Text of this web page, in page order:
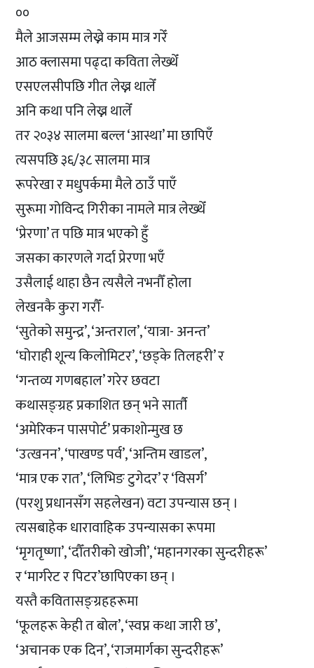
००
मैले आजसम्म लेख्ने काम मात्र गरेँ
आठ क्लासमा पढ्दा कविता लेख्थेँ
एसएलसीपछि गीत लेख्न थालेँ
अनि कथा पनि लेख्न थालेँ
तर २०३४ सालमा बल्ल ‘आस्था’ मा छापिएँ
त्यसपछि ३६/३८ सालमा मात्र
रूपरेखा र मधुपर्कमा मैले ठाउँ पाएँ
सुरूमा गोविन्द गिरीका नामले मात्र लेख्थेँ
‘प्रेरणा’ त पछि मात्र भएको हुँ
जसका कारणले गर्दा प्रेरणा भएँ
उसैलाई थाहा छैन त्यसैले नभनौँ होला
लेखनकै कुरा गरौँ-
‘सुतेको समुन्द्र’, ‘अन्तराल’, ‘यात्रा- अनन्त’
‘घोराही शून्य किलोमिटर’, ‘छड्के तिलहरी’ र
‘गन्तव्य गणबहाल’ गरेर छवटा
कथासङ्ग्रह प्रकाशित छन् भने सार्तौ
‘अमेरिकन पासपोर्ट’ प्रकाशोन्मुख छ
‘उत्खनन’, ‘पाखण्ड पर्व’, ‘अन्तिम खाडल’,
‘मात्र एक रात’, ‘लिभिङ टुगेदर’ र ‘विसर्ग’
(परशु प्रधानसँग सहलेखन) वटा उपन्यास छन् ।
त्यसबाहेक धारावाहिक उपन्यासका रूपमा
‘मृगतृष्णा’, ‘दौँतरीको खोजी’, ‘महानगरका सुन्दरीहरू’
र ‘मार्गरेट र पिटर’छापिएका छन् ।
यस्तै कवितासङ्ग्रहहरूमा
‘फूलहरू केही त बोल’, ‘स्वप्न कथा जारी छ’,
‘अचानक एक दिन’, ‘राजमार्गका सुन्दरीहरू’